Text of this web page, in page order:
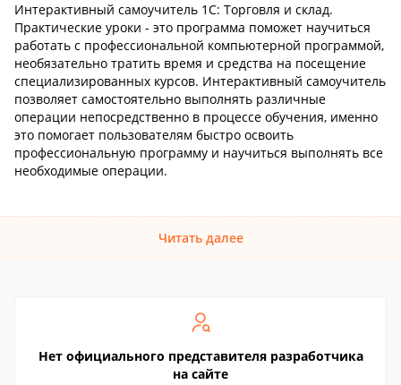
Интерактивный самоучитель 1С: Торговля и склад.
Практические уроки - это программа поможет научиться
работать с профессиональной компьютерной программой,
необязательно тратить время и средства на посещение
специализированных курсов. Интерактивный самоучитель
позволяет самостоятельно выполнять различные
операции непосредственно в процессе обучения, именно
это помогает пользователям быстро освоить
профессиональную программу и научиться выполнять все
необходимые операции.
Читать далее
Нет официального представителя разработчика
на сайте